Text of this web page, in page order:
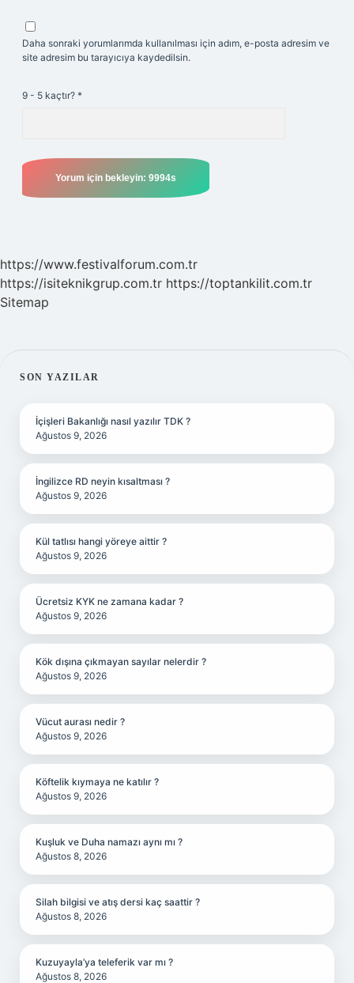
Daha sonraki yorumlarımda kullanılması için adım, e-posta adresim ve
site adresim bu tarayıcıya kaydedilsin.
9 - 5 kaçtır? *
https://www.festivalforum.com.tr
https://isiteknikgrup.com.tr https://toptankilit.com.tr
Sitemap
SIDEBAR
SON YAZILAR
İçişleri Bakanlığı nasıl yazılır TDK ?
Ağustos 9, 2026
İngilizce RD neyin kısaltması ?
Ağustos 9, 2026
Kül tatlısı hangi yöreye aittir ?
Ağustos 9, 2026
Ücretsiz KYK ne zamana kadar ?
Ağustos 9, 2026
Kök dışına çıkmayan sayılar nelerdir ?
Ağustos 9, 2026
Vücut aurası nedir ?
Ağustos 9, 2026
Köftelik kıymaya ne katılır ?
Ağustos 9, 2026
Kuşluk ve Duha namazı aynı mı ?
Ağustos 8, 2026
Silah bilgisi ve atış dersi kaç saattir ?
Ağustos 8, 2026
Kuzuyayla’ya teleferik var mı ?
Ağustos 8, 2026